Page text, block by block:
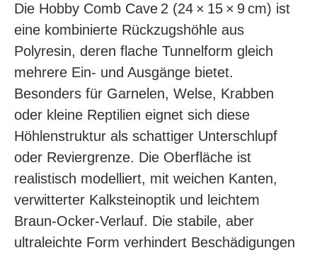
Die Hobby Comb Cave 2 (24 × 15 × 9 cm) ist
eine kombinierte Rückzugshöhle aus
Polyresin, deren flache Tunnelform gleich
mehrere Ein- und Ausgänge bietet.
Besonders für Garnelen, Welse, Krabben
oder kleine Reptilien eignet sich diese
Höhlenstruktur als schattiger Unterschlupf
oder Reviergrenze. Die Oberfläche ist
realistisch modelliert, mit weichen Kanten,
verwitterter Kalksteinoptik und leichtem
Braun‑Ocker‑Verlauf. Die stabile, aber
ultraleichte Form verhindert Beschädigungen